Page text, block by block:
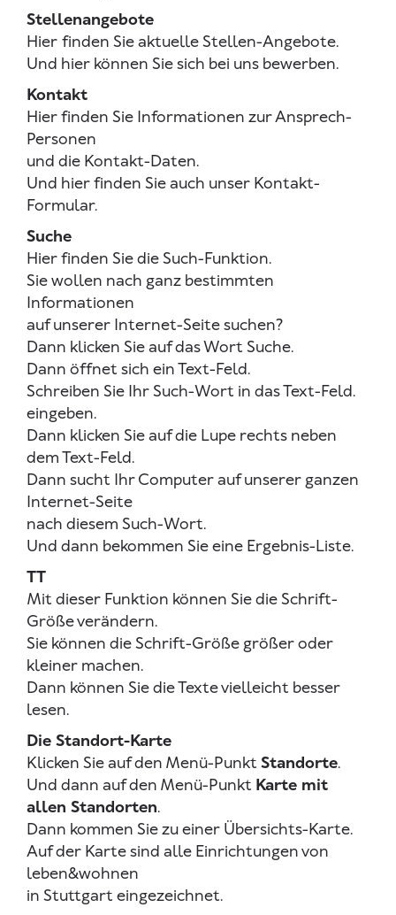
Stellenangebote
Hier finden Sie aktuelle Stellen-Angebote.
Und hier können Sie sich bei uns bewerben.
Kontakt
Hier finden Sie Informationen zur Ansprech-
Personen
und die Kontakt-Daten.
Und hier finden Sie auch unser Kontakt-
Formular.
Suche
Hier finden Sie die Such-Funktion.
Sie wollen nach ganz bestimmten
Informationen
auf unserer Internet-Seite suchen?
Dann klicken Sie auf das Wort Suche.
Dann öffnet sich ein Text-Feld.
Schreiben Sie Ihr Such-Wort in das Text-Feld.
eingeben.
Dann klicken Sie auf die Lupe rechts neben
dem Text-Feld.
Dann sucht Ihr Computer auf unserer ganzen
Internet-Seite
nach diesem Such-Wort.
Und dann bekommen Sie eine Ergebnis-Liste.
TT
Mit dieser Funktion können Sie die Schrift-
Größe verändern.
Sie können die Schrift-Größe größer oder
kleiner machen.
Dann können Sie die Texte vielleicht besser
lesen.
Die Standort-Karte
Klicken Sie auf den Menü-Punkt Standorte.
Und dann auf den Menü-Punkt Karte mit
allen Standorten.
Dann kommen Sie zu einer Übersichts-Karte.
Auf der Karte sind alle Einrichtungen von
leben&wohnen
in Stuttgart eingezeichnet.